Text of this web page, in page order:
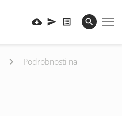
Podrobnosti na